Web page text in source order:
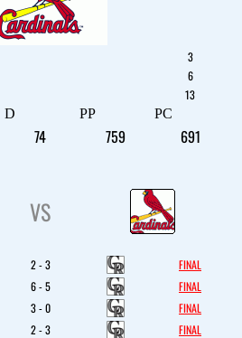
3
6
13
D PP PC
74 759 691
VS
2 - 3
FINAL
6 - 5
FINAL
3 - 0
FINAL
2 - 3
FINAL